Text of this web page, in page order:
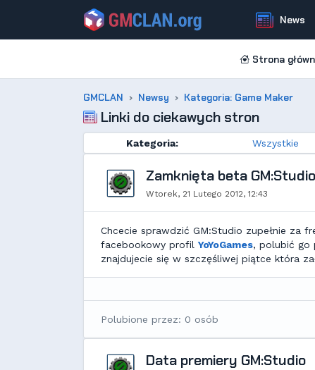
News
Strona
GMCLAN Newsy Kategoria: Game Maker
Linki do ciekawych stron
Kategoria: Wszystkie
Zamknięta beta
Wtorek, 21 Lutego 2012, 12:43
Chcecie sprawdzić GM:Studio zupełnie za
facebookowy profil YoYoGames, polubić go
znajdujecie się w szczęśliwej piątce która
Polubione przez: 0 osób
Data premiery GM:Studio